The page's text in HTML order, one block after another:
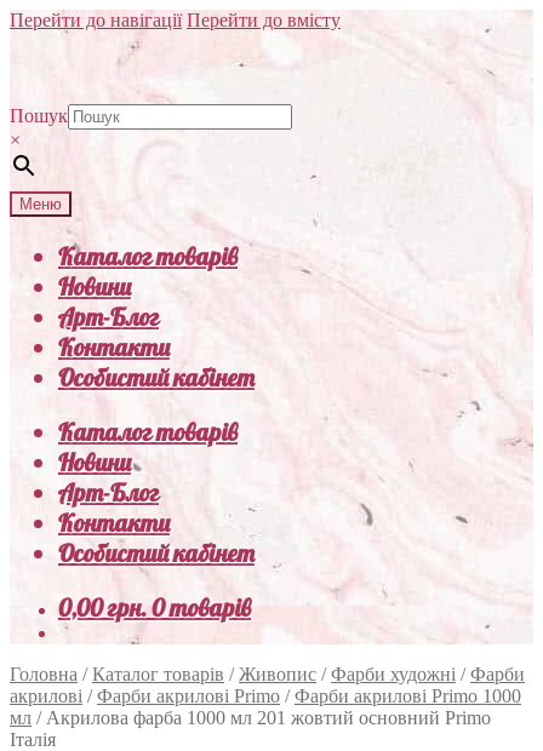
Перейти до навігації Перейти до вмісту
Пошук
×
Меню
Каталог товарів
Новини
Арт-Блог
Контакти
Особистий кабінет
Каталог товарів
Новини
Арт-Блог
Контакти
Особистий кабінет
0,00грн.0 товарів
Головна /Каталог товарів /Живопис /Фарби художні /Фарби
акрилові /Фарби акрилові Primo /Фарби акрилові Primo 1000
мл / Акрилова фарба 1000 мл 201 жовтий основний Primo
Італія